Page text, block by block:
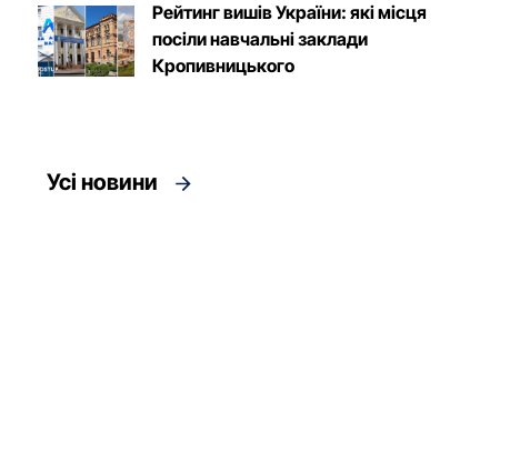
Рейтинг вишів України: які місця
посіли навчальні заклади
Кропивницького
Усі новини